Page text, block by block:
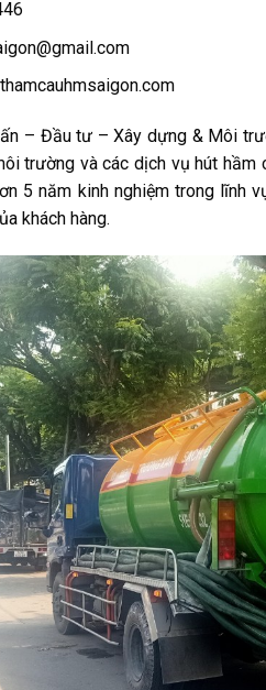
– Đầu tư – Xây dựng & Môi
trường và các dịch vụ hút hầm
5 năm kinh nghiệm trong
khách hàng.